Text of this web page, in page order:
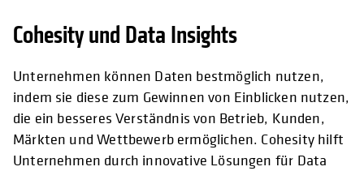
Cohesity und Data Insights
Unternehmen können Daten bestmöglich nutzen,
indem sie diese zum Gewinnen von Einblicken nutzen,
die ein besseres Verständnis von Betrieb, Kunden,
Märkten und Wettbewerb ermöglichen. Cohesity hilft
Unternehmen durch innovative Lösungen für Data